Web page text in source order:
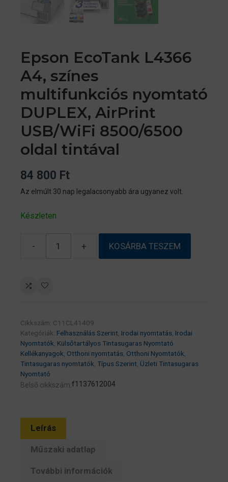
Epson EcoTank L4366
A4, színes
multifunkciós nyomtató
DUPLEX, AirPrint
USB/WiFi 8500/6500
oldal tintával
84 800 Ft
Az elmúlt 30 nap legalacsonyabb ára ugyanez volt.
Készleten
-
Epson
nyomtató
DUPLEX,
AirPrint
USB/WiFi
8500/6500
+ KOSÁRBA TESZEM
Cikkszám: C11CL41409
Kategóriák: Felhasználás Szerint Irodai nyomtatás Irodai
Nyomtatók Külsőtartályos Tintasugaras Nyomtató
Kellékanyagok Otthoni nyomtatás Otthoni Nyomtatók
Tintasugaras nyomtatók Típus Szerint Üzleti Tintasugaras
Nyomtató
Belső cikkszám:f1137612004
Leírás
Műszaki adatlap
További információk